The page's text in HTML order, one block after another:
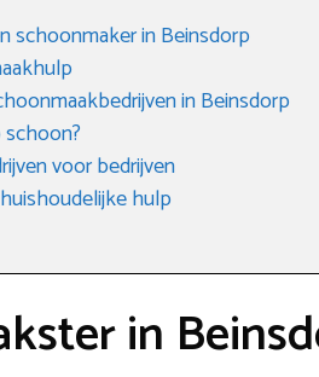
schoonmaker in Beinsdorp
in Beinsdorp
voor bedrijven
hulp
in